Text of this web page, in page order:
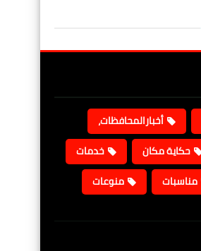
أخبارالمحافظات،
حكاية مكان
خدمات
مناسبات منوعات